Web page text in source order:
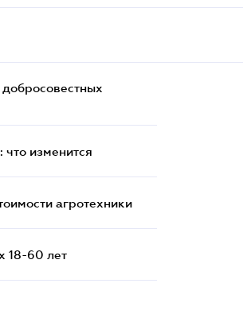
изменится
агротехники
18-60 лет